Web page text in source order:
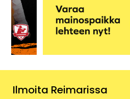
Ilmoita Reimarissa